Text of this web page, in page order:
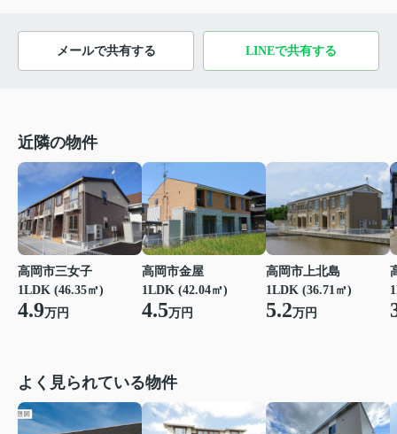
メールで共有する LINEで共有する
近隣の物件
高岡市三女子
1LDK (46.35㎡)
4.9万円
高岡市金屋
1LDK (42.04㎡)
4.5万円
高岡市上北島
1LDK (36.71㎡)
5.2万円
よく見られている物件